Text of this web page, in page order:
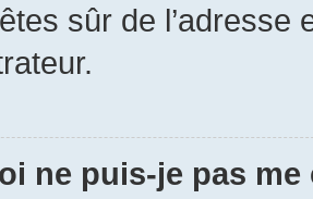
sûr de l’adresse
ne puis-je pas